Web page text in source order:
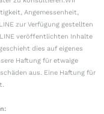
Angemessenheit,
zur Verfügung gestellten
veröffentlichten Inhalte
dies auf eigenes
Haftung für etwaige
aus. Eine Haftung für